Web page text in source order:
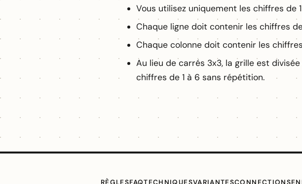
Vous utilisez uniquement les chiffres de
Chaque ligne doit contenir les chiffres
Chaque colonne doit contenir les
Au lieu de carrés 3x3, la grille est divisée
chiffres de 1 à 6 sans répétition.